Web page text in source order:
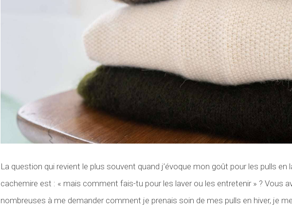
La question qui revient le plus souvent quand j’évoque mon goût pour les pulls en
cachemire est : « mais comment fais-tu pour les laver ou les entretenir » ? Vous
nombreuses à me demander comment je prenais soin de mes pulls en hiver, je